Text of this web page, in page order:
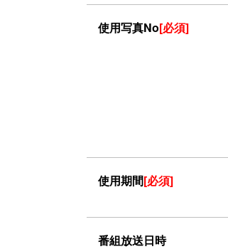
使用写真No[必須]
使用期間[必須]
番組放送日時